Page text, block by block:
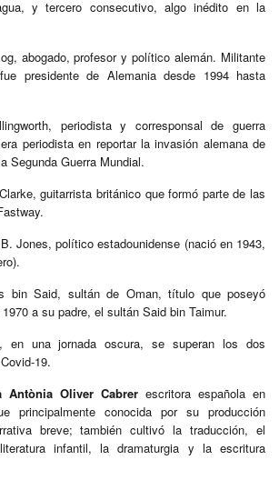
y tercero consecutivo, algo inédito en la
abogado, profesor y político alemán. Militante
presidente de Alemania desde 1994 hasta
periodista y corresponsal de guerra
periodista en reportar la invasión alemana de
Segunda Guerra Mundial.
guitarrista británico que formó parte de las
Jones, político estadounidense (nació en 1943,
bin Said, sultán de Oman, título que poseyó
a su padre, el sultán Said bin Taimur.
en una jornada oscura, se superan los dos
19.​
Antònia Oliver Cabrer escritora española en
principalmente conocida por su producción
breve; también cultivó la traducción, el
infantil, la dramaturgia y la escritura